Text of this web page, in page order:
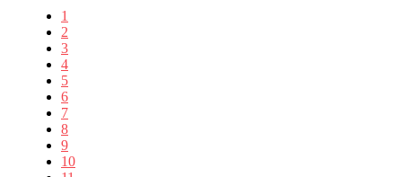
1
2
3
4
5
6
7
8
9
10